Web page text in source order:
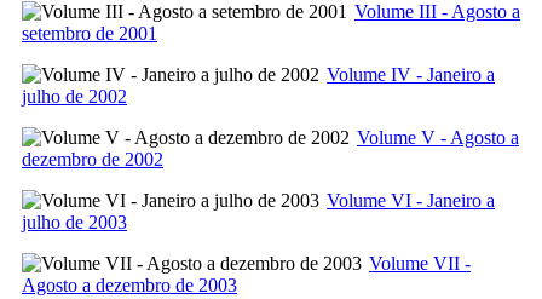
Volume III - Agosto a
setembro de 2001
Volume IV - Janeiro a
julho de 2002
Volume V - Agosto a
dezembro de 2002
Volume VI - Janeiro a
julho de 2003
Volume VII -
Agosto a dezembro de 2003